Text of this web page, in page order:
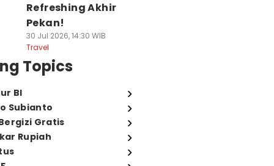
Refreshing Akhir
Pekan!
30 Jul 2026, 14:30 WIB
Travel
Topics
BI
Subianto
Gratis
Rupiah